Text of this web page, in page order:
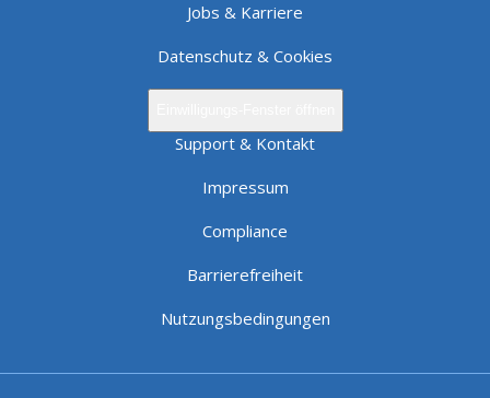
Jobs & Karriere
Datenschutz & Cookies
Support & Kontakt
Impressum
Compliance
Barrierefreiheit
Nutzungsbedingungen